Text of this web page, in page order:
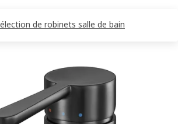
de robinets salle de bain